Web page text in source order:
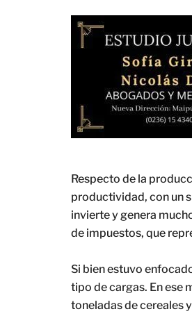
Respecto de la
productividad, con un
invierte y genera
de impuestos, que
Si bien estuvo
tipo de cargas. En ese
toneladas de cereales